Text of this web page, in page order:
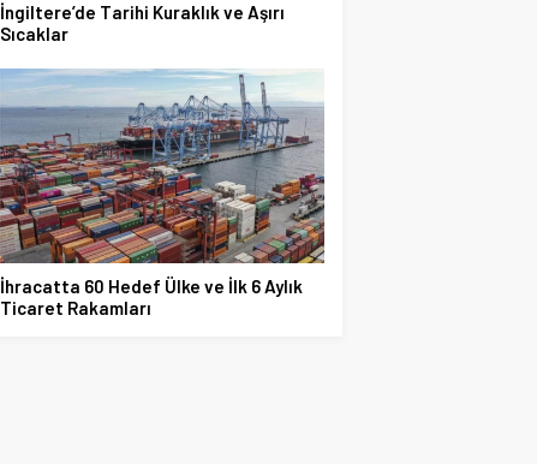
İngiltere’de Tarihi Kuraklık ve Aşırı
Sıcaklar
İhracatta 60 Hedef Ülke ve İlk 6 Aylık
Ticaret Rakamları